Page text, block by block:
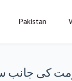
Pakistan
کی جانب